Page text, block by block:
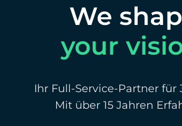
We
your
Ihr Full-Service-Partner für
Mit über 15 Jahren